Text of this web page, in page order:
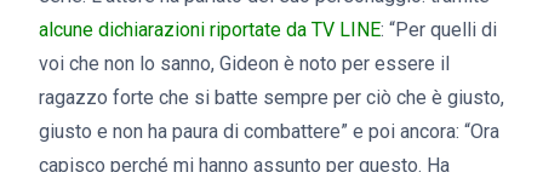
alcune dichiarazioni riportate da TV LINE: “Per quelli di
voi che non lo sanno, Gideon è noto per essere il
ragazzo forte che si batte sempre per ciò che è giusto,
giusto e non ha paura di combattere” e poi ancora: “Ora
capisco perché mi hanno assunto per questo. Ha